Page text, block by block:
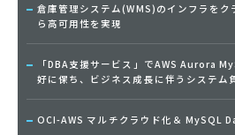
倉庫管理システム(WMS)のインフラをク
ら高可用性を実現
「DBA支援サービス」でAWS Aurora
好に保ち、ビジネス成長に伴うシステム
OCI-AWS マルチクラウド化＆ MySQL